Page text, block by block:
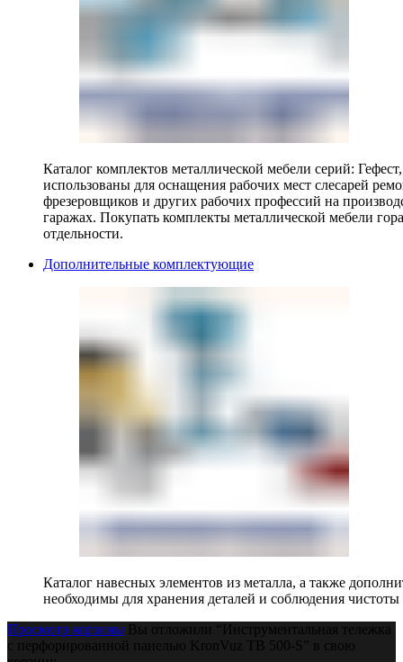
Каталог комплектов металлической мебели серий:
использованы для оснащения рабочих мест слесарей
фрезеровщиков и других рабочих профессий на
гаражах. Покупать комплекты металлической мебели
отдельности.
Дополнительные комплектующие
Каталог навесных элементов из металла, а также
необходимы для хранения деталей и соблюдения чистоты
Просмотр корзины Вы отложили “Инструментальная тележка
с перфорированной панелью KronVuz TB 500-S” в свою